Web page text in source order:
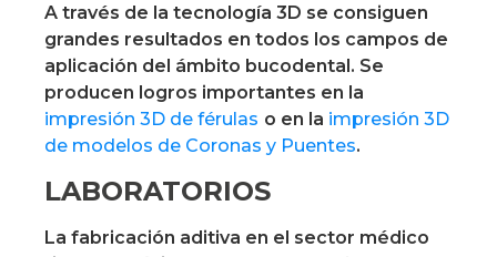
A través de la tecnología 3D se consiguen
grandes resultados en todos los campos de
aplicación del ámbito bucodental. Se
producen logros importantes en la
impresión 3D de férulas o en la impresión 3D
de modelos de Coronas y Puentes.
LABORATORIOS
La fabricación aditiva en el sector médico